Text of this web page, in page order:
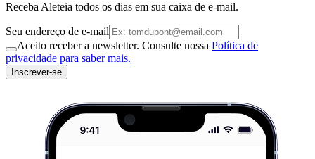
Receba Aleteia todos os dias em sua caixa de e-mail.
Seu endereço de e-mail
Aceito receber a newsletter. Consulte nossa Política de
privacidade para saber mais.
Inscrever-se